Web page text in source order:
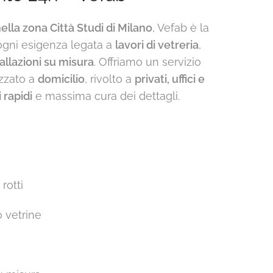
zona Città Studi di Milano, Vefab è la
esigenza legata a lavori di vetreria,
su misura. Offriamo un servizio
a domicilio, rivolto a privati, uffici e
rapidi e massima cura dei dettagli.
rotti
vetrine